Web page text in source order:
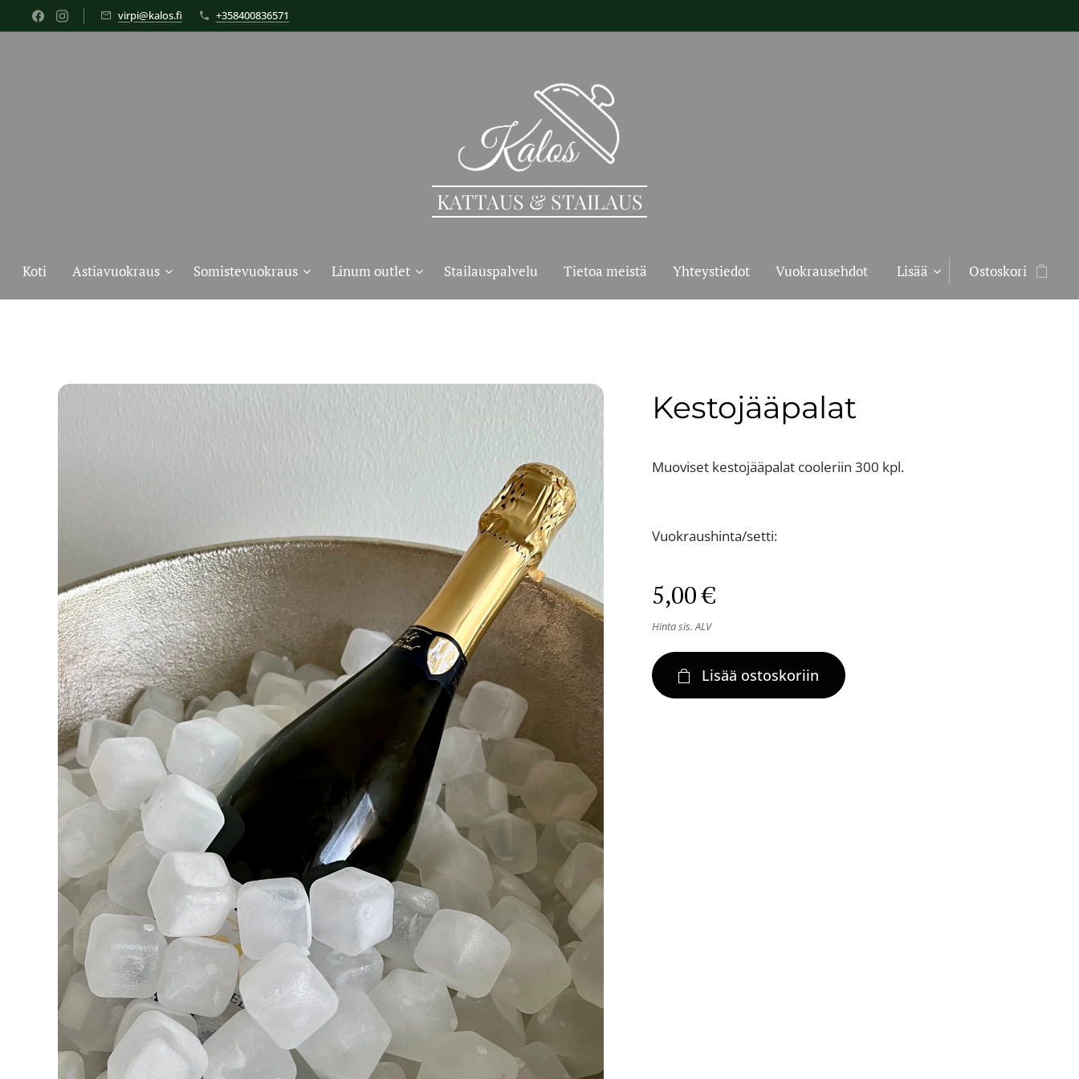
virpi@kalos.fi +358400836571
KATTAUS & STAILAUS
Koti Astiavuokraus Somistevuokraus Linum outlet Stailauspalvelu Tietoa meistä Yhteystiedot Vuokrausehdot Lisää Ostoskori
Kestojääpalat
Muoviset kestojääpalat cooleriin 300 kpl.
Vuokraushinta/setti:
5,00€
Hinta sis. ALV
Lisää ostoskoriin